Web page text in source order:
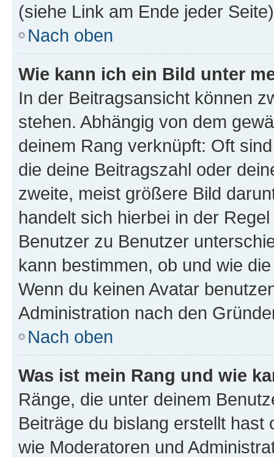
(siehe Link am Ende jeder
Nach oben
Wie kann ich ein Bild unter
In der Beitragsansicht können
stehen. Abhängig von dem
deinem Rang verknüpft: Oft
die deine Beitragszahl oder
zweite, meist größere Bild
handelt sich hierbei in der
Benutzer zu Benutzer
kann bestimmen, ob und wie
Wenn du keinen Avatar
Administration nach den
Nach oben
Was ist mein Rang und wie
Ränge, die unter deinem
Beiträge du bislang erstellt
wie Moderatoren und